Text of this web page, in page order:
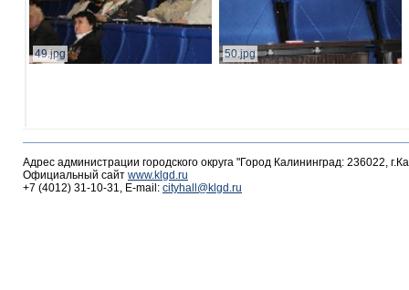
49.jpg 50.jpg
Адрес администрации городского округа "Город Калининград: 236022,
Официальный сайт www.klgd.ru
+7 (4012) 31-10-31, E-mail: cityhall@klgd.ru